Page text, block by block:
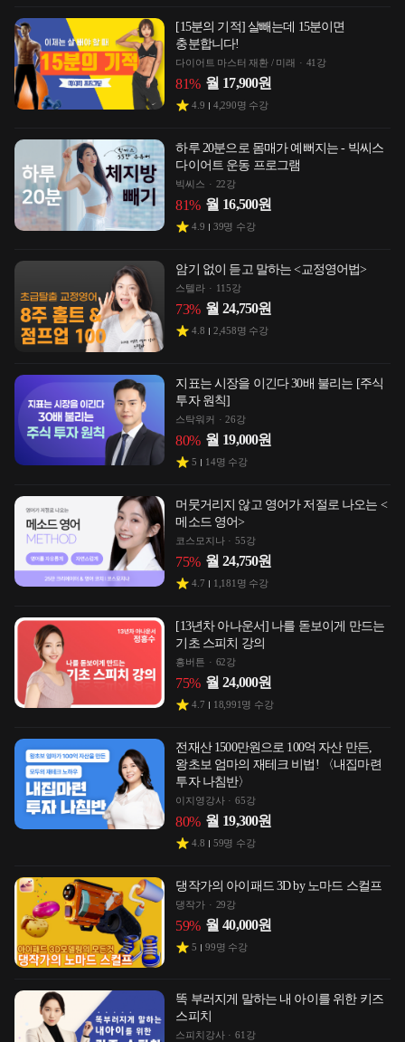
[15분의 기적] 살빼는데 15분이면
충분합니다!
다이어트 마스터 재환 / 미래 41강
81% 월 17,900원
4.9 4,290명 수강
하루 20분으로 몸매가 예뻐지는 - 빅씨스
다이어트 운동 프로그램
빅씨스 22강
81% 월 16,500원
4.9 39명 수강
암기 없이 듣고 말하는 <교정영어법>
스텔라 115강
73% 월 24,750원
4.8 2,458명 수강
지표는 시장을 이긴다 30배 불리는 [주식
투자 원칙]
스탁워커 26강
80% 월 19,000원
5 14명 수강
머뭇거리지 않고 영어가 저절로 나오는 <
메소드 영어>
코스모지나 55강
75% 월 24,750원
4.7 1,181 명 수강
[13년차 아나운서] 나를 돋보이게 만드는
기초 스피치 강의
흥버튼 62강
75% 월 24,000원
4.7 18,991명 수강
전재산 1500만원으로 100억 자산 만든,
왕초보 엄마의 재테크 비법! 〈내집마련
투자 나침반〉
이지영강사 65강
80% 월 19,300원
4.8 59명 수강
댕작가의 아이패드 3D by 노마드 스컬프
댕작가 29강
59% 월 40,000원
5 99명 수강
똑 부러지게 말하는 내 아이를 위한 키즈
스피치
스피치강사 61강